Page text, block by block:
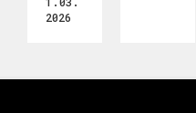
2026